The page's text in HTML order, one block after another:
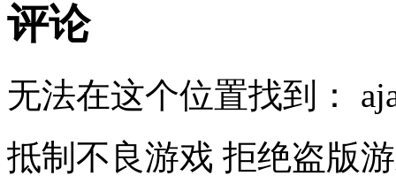
评论
无法在这个位置找到：
抵制不良游戏 拒绝盗版